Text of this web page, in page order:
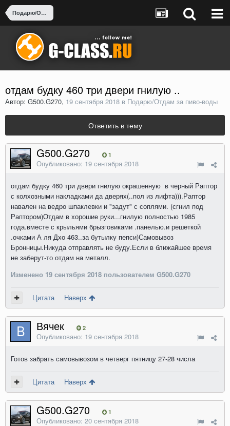
Подарю/Отдам за пиво-воды
отдам будку 460 три двери гнилую ..
Автор: G500.G270, 19 сентября 2018 в Подарю/Отдам за пиво-воды
Ответить в тему
G500.G270 1
Опубликовано: 19 сентября 2018
отдам будку 460 три двери гнилую окрашенную в черный Раптор
с колхозными накладками да дверях(..пол из лифта))).Раптор
навален на ведро шпаклевки и "задут" с соплями. (сгнил под
Раптором)Отдам в хорошие руки...гнилую полностью 1985
года.вместе с крыльями брызговиками .панелью.и решеткой
.очками А ля Дхо 463..за бутылку пепси)Самовывоз
Бронницы.Никуда отправлять не буду.Если в ближайшее время
не заберут-то отдам на металл.
Изменено 19 сентября 2018 пользователем G500.G270
Цитата Наверх
Вячек 2
Опубликовано: 19 сентября 2018
Готов забрать самовывозом в четверг пятницу 27-28 числа
Цитата Наверх
G500.G270 1
Опубликовано: 20 сентября 2018